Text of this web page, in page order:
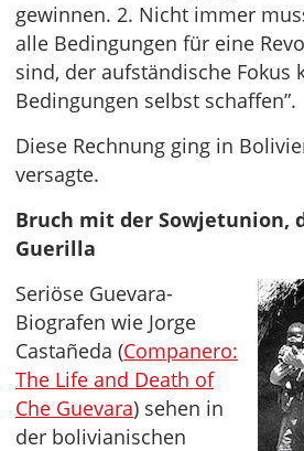
gewinnen. 2. Nicht immer
alle Bedingungen für eine
sind, der aufständische Fokus
Bedingungen selbst schaffen”.
Diese Rechnung ging in
versagte.
Bruch mit der Sowjetunion,
Guerilla
Seriöse Guevara-
Biografen wie Jorge
Castañeda (Companero:
The Life and Death of
Che Guevara) sehen in
der bolivianischen